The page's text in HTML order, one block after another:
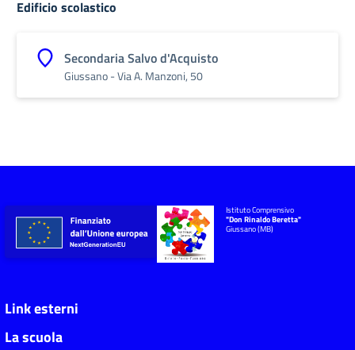
Edificio scolastico
Secondaria Salvo d'Acquisto
Giussano - Via A. Manzoni, 50
Istituto Comprensivo
"Don Rinaldo Beretta"
Giussano (MB)
Link esterni
La scuola